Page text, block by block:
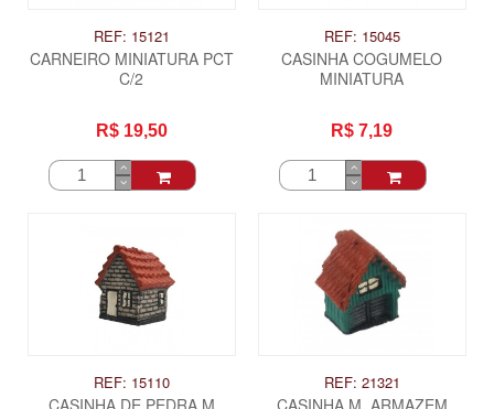
REF: 15121
CARNEIRO MINIATURA PCT
C/2
R$ 19,50
REF: 15045
CASINHA COGUMELO
MINIATURA
R$ 7,19
REF: 15110 REF: 21321